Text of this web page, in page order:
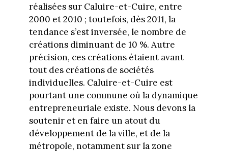
réalisées sur Caluire-et-Cuire, entre
2000 et 2010 ; toutefois, dès 2011, la
tendance s’est inversée, le nombre de
créations diminuant de 10 %. Autre
précision, ces créations étaient avant
tout des créations de sociétés
individuelles. Caluire-et-Cuire est
pourtant une commune où la dynamique
entrepreneuriale existe. Nous devons la
soutenir et en faire un atout du
développement de la ville, et de la
métropole, notamment sur la zone